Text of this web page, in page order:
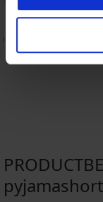
4,9
Bh Push
67,99 €